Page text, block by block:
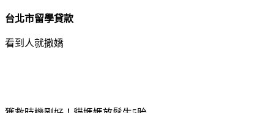
台北市留學貸款
看到人就撒嬌